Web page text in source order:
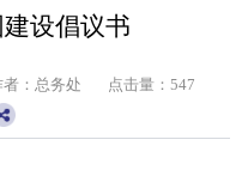
设倡议书
者：总务处 点击量：547